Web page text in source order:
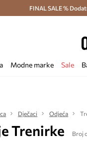
i povrat (od 70€) >
FINAL SALE %
Modne marke Sale
Dječaci Odjeća
Trenirke Broj